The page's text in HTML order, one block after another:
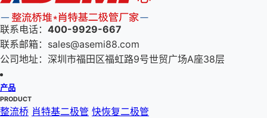
联系电话： 400-9929-667
联系邮箱：sales@asemi88.com
公司地址：深圳市福田区福虹路9号世贸广场A座38层
产品
PRODUCT
整流桥 肖特基二极管 快恢复二极管